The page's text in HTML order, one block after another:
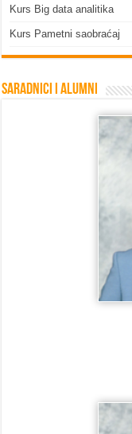
Kurs Big data analitika
Kurs Pametni saobraćaj
Saradnici i Alumni